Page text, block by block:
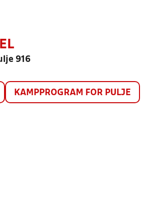
916
KAMPPROGRAM FOR PULJE